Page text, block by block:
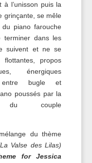
à l’unisson puis la
grinçante, se mêle
du piano farouche
terminer dans les
suivent et ne se
flottantes, propos
énergiques
entre bugle et
poussés par la
du couple
du thème
Valse des Lilas)
for Jessica